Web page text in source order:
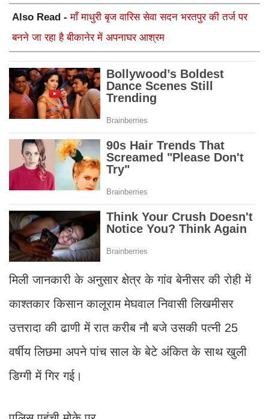
Also Read -माँ माधुरी बृज वारिस सेवा सदन भरतपुर की तर्ज पर
बनने जा रहा है बीकानेर में अपनाघर आश्रम
मिली जानकारी के अनुसार क्षेत्र के गांव बेनीसर की रोही में
काश्तकार किसान कालूराम मेघवाल निवासी लिखमीसर
उत्तरादा की ढाणी में रात करीब नौ बजे उसकी पत्नी 25
वर्षीय लिछमा अपने पांच साल के बेटे अंकित के साथ खुली
डिग्गी में गिर गई।